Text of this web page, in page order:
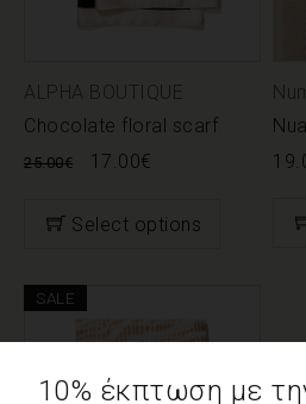
ALPHA BOUTIQUE
Chocolate floral scarf
25.00€ 17.00€
Select options
SALE
10% έκπτωση με